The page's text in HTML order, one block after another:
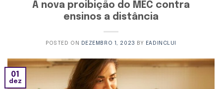
A nova proibição do MEC contra
ensinos a distância
POSTED ON DEZEMBRO 1, 2023 BY EADINCLUI
01
dez